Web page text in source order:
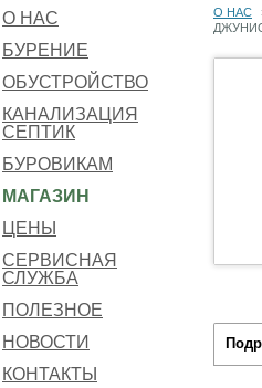
О НАС
БУРЕНИЕ
ОБУСТРОЙСТВО
КАНАЛИЗАЦИЯ
СЕПТИК
БУРОВИКАМ
МАГАЗИН
ЦЕНЫ
СЕРВИСНАЯ
СЛУЖБА
ПОЛЕЗНОЕ
НОВОСТИ
КОНТАКТЫ
О НАС